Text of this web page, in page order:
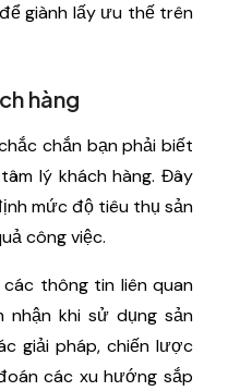
giành lấy ưu thế trên
hàng
chắn bạn phải biết
lý khách hàng. Đây
mức độ tiêu thụ sản
công việc.
thông tin liên quan
nhận khi sử dụng sản
giải pháp, chiến lược
các xu hướng sắp